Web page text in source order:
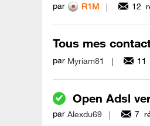
par R1M 12
Tous mes
par Myriam81 11
Open Adsl
par Alexdu69 7